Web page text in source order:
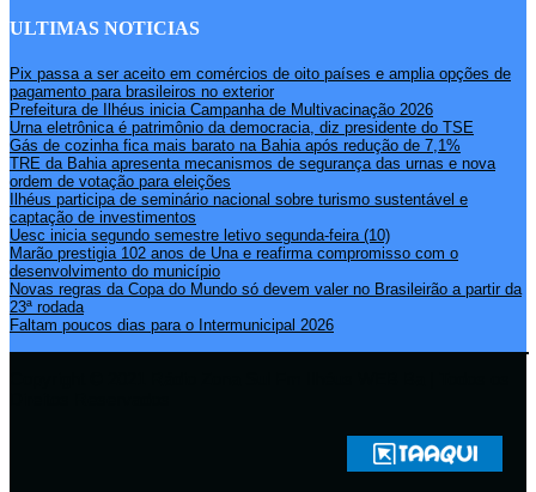
ULTIMAS NOTICIAS
Pix passa a ser aceito em comércios de oito países e amplia opções de
pagamento para brasileiros no exterior
Prefeitura de Ilhéus inicia Campanha de Multivacinação 2026
Urna eletrônica é patrimônio da democracia, diz presidente do TSE
Gás de cozinha fica mais barato na Bahia após redução de 7,1%
TRE da Bahia apresenta mecanismos de segurança das urnas e nova
ordem de votação para eleições
Ilhéus participa de seminário nacional sobre turismo sustentável e
captação de investimentos
Uesc inicia segundo semestre letivo segunda-feira (10)
Marão prestigia 102 anos de Una e reafirma compromisso com o
desenvolvimento do município
Novas regras da Copa do Mundo só devem valer no Brasileirão a partir da
23ª rodada
Faltam poucos dias para o Intermunicipal 2026